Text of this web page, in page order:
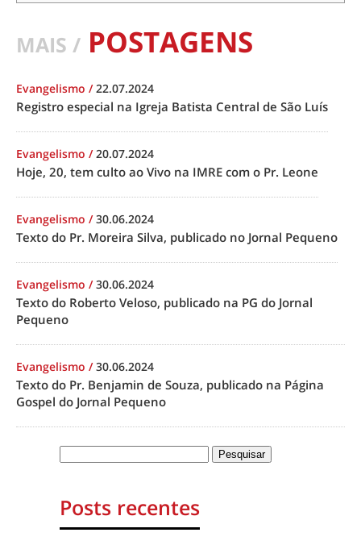
MAIS / POSTAGENS
Evangelismo /22.07.2024
Registro especial na Igreja Batista Central de São Luís
Evangelismo /20.07.2024
Hoje, 20, tem culto ao Vivo na IMRE com o Pr. Leone
Evangelismo /30.06.2024
Texto do Pr. Moreira Silva, publicado no Jornal Pequeno
Evangelismo /30.06.2024
Texto do Roberto Veloso, publicado na PG do Jornal
Pequeno
Evangelismo /30.06.2024
Texto do Pr. Benjamin de Souza, publicado na Página
Gospel do Jornal Pequeno
Posts recentes